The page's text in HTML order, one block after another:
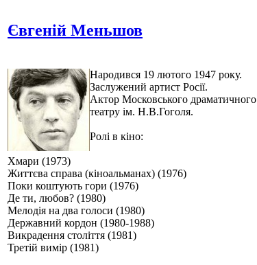
Євгеній Меньшов
Народився 19 лютого 1947 року.
Заслужений артист Росії.
Актор Московського драматичного
театру ім. Н.В.Гоголя.
Ролі в кіно:
Хмари (1973)
Життєва справа (кіноальманах) (1976)
Поки коштують гори (1976)
Де ти, любов? (1980)
Мелодія на два голоси (1980)
Державний кордон (1980-1988)
Викрадення століття (1981)
Третій вимір (1981)